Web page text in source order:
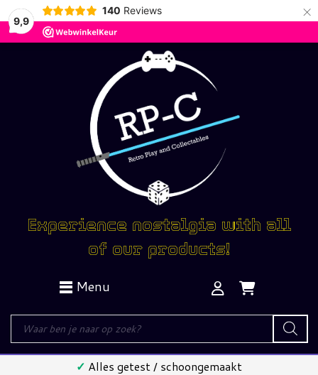
9,9
140 Reviews ×
Experience nostalgia with all
of our products!
Menu
Producten
zoeken
✓ Alles getest / schoongemaakt